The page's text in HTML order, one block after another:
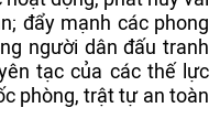
đẩy mạnh các phong
người dân đấu tranh
tạc của các thế lực
phòng, trật tự an toàn